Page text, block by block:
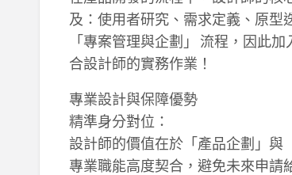
及：使用者研究、需求定義、原型
「專案管理與企劃」 流程，因此
合設計師的實務作業！
專業設計與保障優勢
精準身分對位：
設計師的價值在於「產品企劃」與
專業職能高度契合，避免未來申請